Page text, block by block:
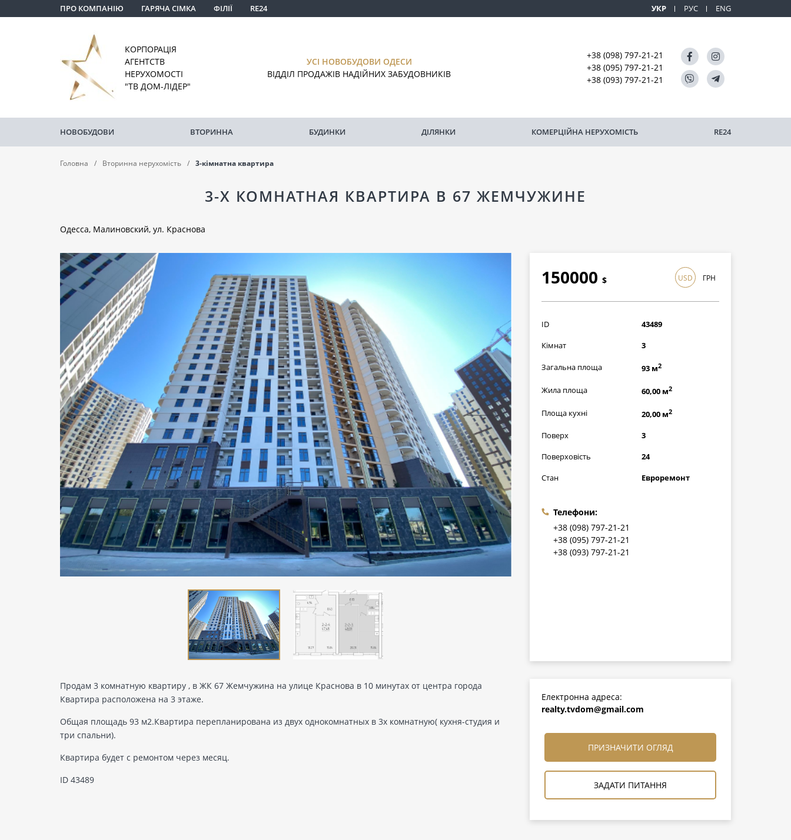
ПРО КОМПАНІЮ ГАРЯЧА СІМКА ФІЛІЇ RE24 УКР РУС ENG
КОРПОРАЦІЯ
АГЕНТСТВ
НЕРУХОМОСТІ
"ТВ ДОМ-ЛІДЕР"
УСІ НОВОБУДОВИ ОДЕСИ
ВІДДІЛ ПРОДАЖІВ НАДІЙНИХ ЗАБУДОВНИКІВ
+38 (098) 797-21-21
+38 (095) 797-21-21
+38 (093) 797-21-21
НОВОБУДОВИ ВТОРИННА БУДИНКИ ДІЛЯНКИ КОМЕРЦІЙНА НЕРУХОМІСТЬ RE24
Головна Вторинна нерухомість 3-кімнатна квартира
3-Х КОМНАТНАЯ КВАРТИРА В 67 ЖЕМЧУЖИНЕ
Одесса, Малиновский, ул. Краснова
150000 $
4350000грн
USD ГРН
ID
43489
Кімнат
3
Загальна площа 93 м2
Жила площа 60,00 м2
Площа кухні 20,00 м2
Поверх
3
Поверховість
24
Стан
Евроремонт
Телефони:
+38 (098) 797-21-21
+38 (095) 797-21-21
+38 (093) 797-21-21
Продам 3 комнатную квартиру , в ЖК 67 Жемчужина на улице Краснова в 10 минутах от центра города
Квартира расположена на 3 этаже.
Общая площадь 93 м2.Квартира перепланирована из двух однокомнатных в 3х комнатную( кухня-студия и
три спальни).
Квартира будет с ремонтом через месяц.
ID 43489
Електронна адреса:
realty.tvdom@gmail.com
ПРИЗНАЧИТИ ОГЛЯД
ЗАДАТИ ПИТАННЯ